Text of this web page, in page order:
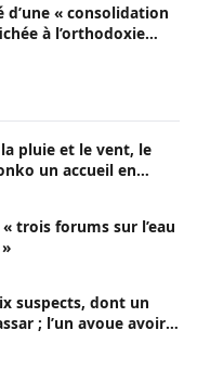
d’une « consolidation
à l’orthodoxie
la trajectoire
la pluie et le vent, le
un accueil en
trois forums sur l’eau
suspects, dont un
; l’un avoue avoir